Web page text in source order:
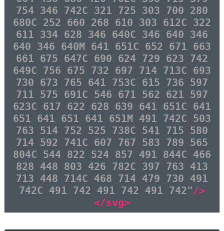
754 346 742C 321 725 303 700 280
680C 252 660 268 610 303 612C 322
611 334 628 346 640C 346 640 346
640 346 640M 641 651C 652 671 663
661 675 647C 690 624 729 623 742
649C 756 675 732 697 714 713C 693
730 673 765 641 753C 615 736 597
711 575 691C 546 671 562 621 597
623C 617 622 628 639 641 651C 641
651 641 651 641 651M 491 742C 503
763 514 752 525 738C 541 715 580
714 592 741C 607 767 583 789 565
804C 544 822 524 857 491 844C 466
828 448 803 426 782C 397 763 413
713 448 714C 468 714 479 730 491
742C 491 742 491 742 491 742"/>
</svg>